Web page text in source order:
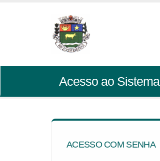
Acesso ao Sistema
ACESSO COM SENHA